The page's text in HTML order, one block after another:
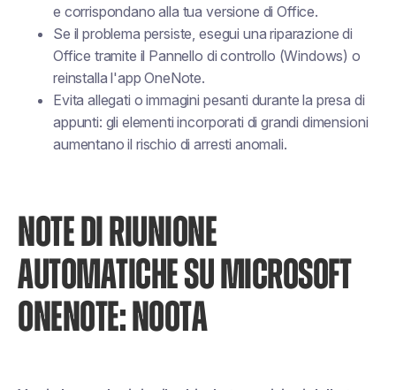
e corrispondano alla tua versione di Office.
Se il problema persiste, esegui una riparazione di
Office tramite il Pannello di controllo (Windows) o
reinstalla l'app OneNote.
Evita allegati o immagini pesanti durante la presa di
appunti: gli elementi incorporati di grandi dimensioni
aumentano il rischio di arresti anomali.
NOTE DI RIUNIONE
AUTOMATICHE SU MICROSOFT
ONENOTE: NOOTA